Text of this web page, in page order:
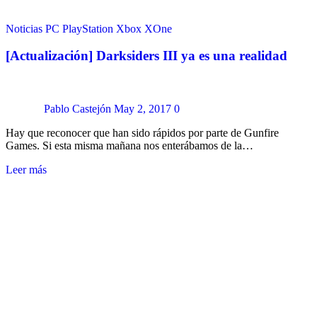
Noticias PC PlayStation Xbox XOne
[Actualización] Darksiders III ya es una realidad
Pablo Castejón May 2, 2017 0
Hay que reconocer que han sido rápidos por parte de Gunfire
Games. Si esta misma mañana nos enterábamos de la…
Leer más